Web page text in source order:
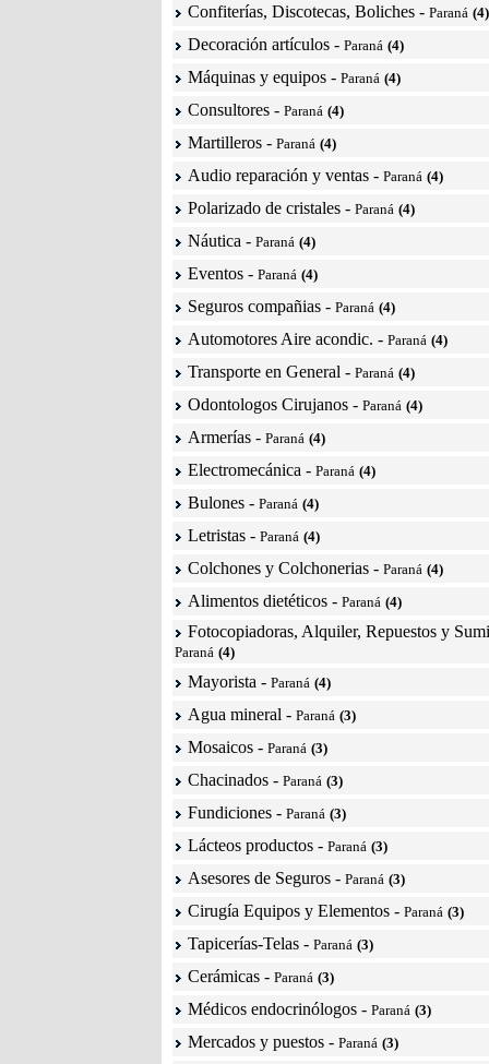
Confiterías, Discotecas, Boliches - Paraná (4)
Decoración artículos - Paraná (4)
Máquinas y equipos - Paraná (4)
Consultores - Paraná (4)
Martilleros - Paraná (4)
Audio reparación y ventas - Paraná (4)
Polarizado de cristales - Paraná (4)
Náutica - Paraná (4)
Eventos - Paraná (4)
Seguros compañias - Paraná (4)
Automotores Aire acondic. - Paraná (4)
Transporte en General - Paraná (4)
Odontologos Cirujanos - Paraná (4)
Armerías - Paraná (4)
Electromecánica - Paraná (4)
Bulones - Paraná (4)
Letristas - Paraná (4)
Colchones y Colchonerias - Paraná (4)
Alimentos dietéticos - Paraná (4)
Fotocopiadoras, Alquiler, Repuestos y
Paraná (4)
Mayorista - Paraná (4)
Agua mineral - Paraná (3)
Mosaicos - Paraná (3)
Chacinados - Paraná (3)
Fundiciones - Paraná (3)
Lácteos productos - Paraná (3)
Asesores de Seguros - Paraná (3)
Cirugía Equipos y Elementos - Paraná (3)
Tapicerías-Telas - Paraná (3)
Cerámicas - Paraná (3)
Médicos endocrinólogos - Paraná (3)
Mercados y puestos - Paraná (3)